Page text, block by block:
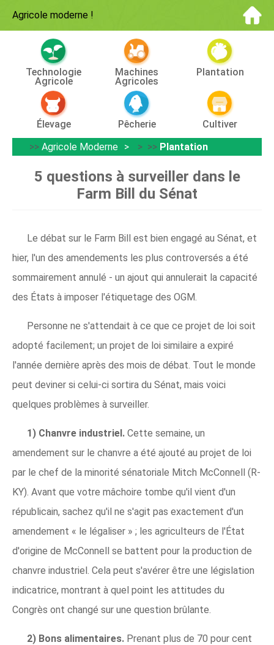
Agricole moderne !
Technologie
Agricole
Machines
Agricoles
Plantation
Élevage Pêcherie
Cultiver
>> Agricole Moderne > >> Plantation
5 questions à surveiller dans le
Farm Bill du Sénat
Le débat sur le Farm Bill est bien engagé au Sénat, et
hier, l'un des amendements les plus controversés a été
sommairement annulé - un ajout qui annulerait la capacité
des États à imposer l'étiquetage des OGM.
Personne ne s'attendait à ce que ce projet de loi soit
adopté facilement; un projet de loi similaire a expiré
l'année dernière après des mois de débat. Tout le monde
peut deviner si celui-ci sortira du Sénat, mais voici
quelques problèmes à surveiller.
1) Chanvre industriel. Cette semaine, un
amendement sur le chanvre a été ajouté au projet de loi
par le chef de la minorité sénatoriale Mitch McConnell (R-
KY). Avant que votre mâchoire tombe qu'il vient d'un
républicain, sachez qu'il ne s'agit pas exactement d'un
amendement « le légaliser » ; les agriculteurs de l'État
d'origine de McConnell se battent pour la production de
chanvre industriel. Cela peut s'avérer être une législation
indicatrice, montrant à quel point les attitudes du
Congrès ont changé sur une question brûlante.
2) Bons alimentaires. Prenant plus de 70 pour cent